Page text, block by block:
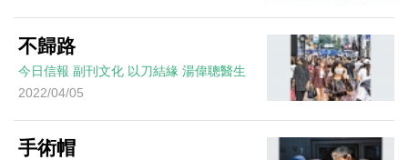
不歸路
今日信報 副刊文化 以刀結緣 湯偉聰醫生
2022/04/05
手術帽